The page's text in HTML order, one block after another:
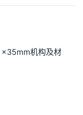
机构及材